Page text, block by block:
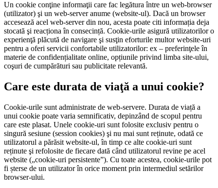
Un cookie conţine informaţii care fac legătura între un web-browser
(utilizator) şi un web-server anume (website-ul). Dacă un browser
accesează acel web-server din nou, acesta poate citi informația deja
stocată şi reacționa în consecință. Cookie-urile asigură utilizatorilor o
experienţă plăcută de navigare şi susţin eforturile multor website-uri
pentru a oferi servicii confortabile utilizatorilor: ex – preferinţele în
materie de confidențialitate online, opțiunile privind limba site-ului,
coşuri de cumpărături sau publicitate relevantă.
Care este durata de viaţă a unui cookie?
Cookie-urile sunt administrate de web-servere. Durata de viață a
unui cookie poate varia semnificativ, depinzând de scopul pentru
care este plasat. Unele cookie-uri sunt folosite exclusiv pentru o
singură sesiune (session cookies) şi nu mai sunt reținute, odată ce
utilizatorul a părăsit website-ul, în timp ce alte cookie-uri sunt
reținute şi refolosite de fiecare dată când utilizatorul revine pe acel
website („cookie-uri persistente”). Cu toate acestea, cookie-urile pot
fi șterse de un utilizator în orice moment prin intermediul setărilor
browser-ului.